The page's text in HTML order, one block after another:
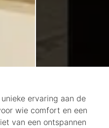
ervaring aan de
wie comfort en een
van een ontspannen